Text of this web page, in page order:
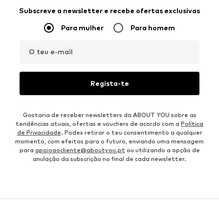
Subscreve a newsletter e recebe ofertas exclusivas
Para mulher Para homem
O teu e-mail
Regista-te
Gostaria de receber newsletters da ABOUT YOU sobre as
tendências atuais, ofertas e vouchers de acordo com a Política
de Privacidade. Podes retirar o teu consentimento a qualquer
momento, com efeitos para o futuro, enviando uma mensagem
para apoioaocliente@aboutyou.pt ou utilizando a opção de
anulação da subscrição no final de cada newsletter.